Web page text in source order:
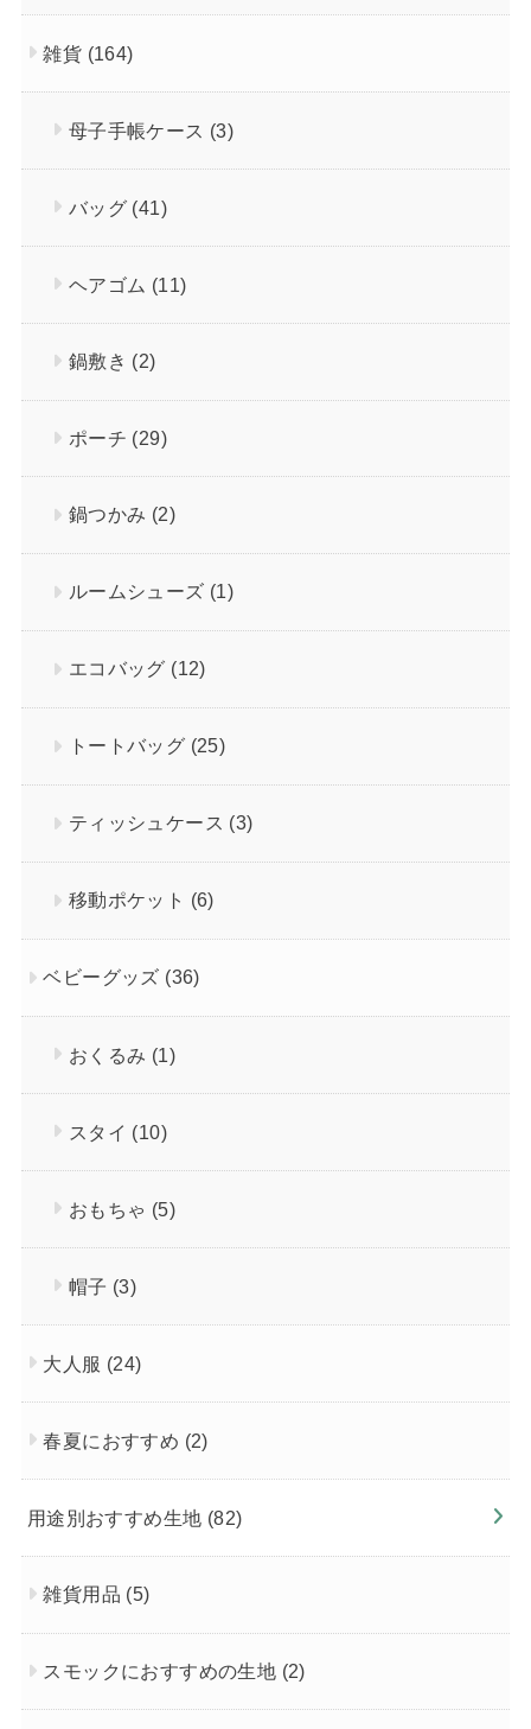
雑貨 (164)
母子手帳ケース (3)
バッグ (41)
ヘアゴム (11)
鍋敷き (2)
ポーチ (29)
鍋つかみ (2)
ルームシューズ (1)
エコバッグ (12)
トートバッグ (25)
ティッシュケース (3)
移動ポケット (6)
ベビーグッズ (36)
おくるみ (1)
スタイ (10)
おもちゃ (5)
帽子 (3)
大人服 (24)
春夏におすすめ (2)
用途別おすすめ生地 (82)
雑貨用品 (5)
スモックにおすすめの生地 (2)